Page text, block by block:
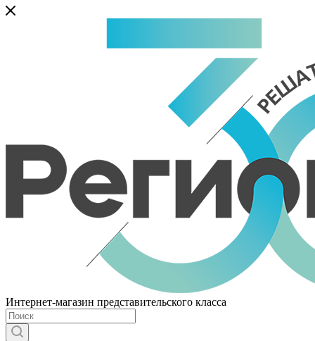
Интернет-магазин представительского класса